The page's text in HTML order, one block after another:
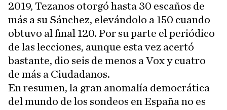
2019, Tezanos otorgó hasta 30 escaños de
más a su Sánchez, elevándolo a 150 cuando
obtuvo al final 120. Por su parte el periódico
de las lecciones, aunque esta vez acertó
bastante, dio seis de menos a Vox y cuatro
de más a Ciudadanos.
En resumen, la gran anomalía democrática
del mundo de los sondeos en España no es